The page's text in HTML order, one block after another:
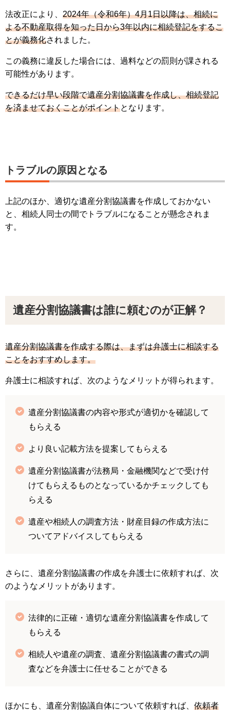
法改正により、 2024年（令和6年）4月1日以降は、相続に
よる不動産取得を知った日から3年以内に相続登記をするこ
とが義務化されました。
この義務に違反した場合には、過料などの罰則が課される
可能性があります。
できるだけ早い段階で遺産分割協議書を作成し、相続登記
を済ませておくことがポイントとなります。
トラブルの原因となる
上記のほか、適切な遺産分割協議書を作成しておかない
と、相続人同士の間でトラブルになることが懸念されま
す。
遺産分割協議書は誰に頼むのが正解？
遺産分割協議書を作成する際は、まずは弁護士に相談する
ことをおすすめします。
弁護士に相談すれば、次のようなメリットが得られます。
遺産分割協議書の内容や形式が適切かを確認して
もらえる
より良い記載方法を提案してもらえる
遺産分割協議書が法務局・金融機関などで受け付
けてもらえるものとなっているかチェックしても
らえる
遺産や相続人の調査方法・財産目録の作成方法に
ついてアドバイスしてもらえる
さらに、遺産分割協議書の作成を弁護士に依頼すれば、次
のようなメリットがあります。
法律的に正確・適切な遺産分割協議書を作成して
もらえる
相続人や遺産の調査、遺産分割協議書の書式の調
査などを弁護士に任せることができる
ほかにも、遺産分割協議自体について依頼すれば、 依頼者